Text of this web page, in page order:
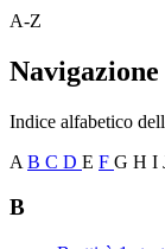
A-Z
Indice alfabetico
A B C D E F G H I
B